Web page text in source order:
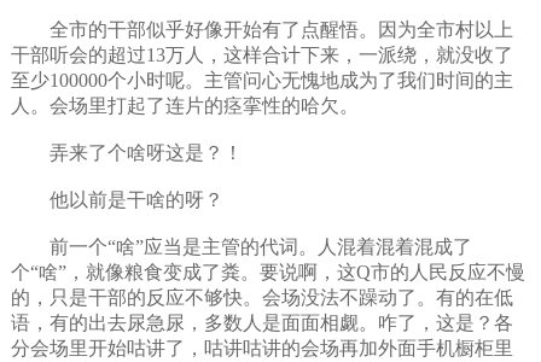
全市的干部似乎好像开始有了点醒悟。因为全市村以上
干部听会的超过13万人，这样合计下来，一派绕，就没收了
至少100000个小时呢。主管问心无愧地成为了我们时间的主
人。会场里打起了连片的痉挛性的哈欠。
弄来了个啥呀这是？！
他以前是干啥的呀？
前一个“啥”应当是主管的代词。人混着混着混成了
个“啥”，就像粮食变成了粪。要说啊，这Q市的人民反应不慢
的，只是干部的反应不够快。会场没法不躁动了。有的在低
语，有的出去尿急尿，多数人是面面相觑。咋了，这是？各
分会场里开始咕讲了，咕讲咕讲的会场再加外面手机橱柜里